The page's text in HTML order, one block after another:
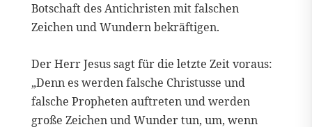
Botschaft des Antichristen mit falschen
Zeichen und Wundern bekräftigen.
Der Herr Jesus sagt für die letzte Zeit voraus:
„Denn es werden falsche Christusse und
falsche Propheten auftreten und werden
große Zeichen und Wunder tun, um, wenn